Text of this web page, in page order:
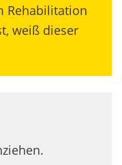
Rehabilitation
weiß dieser